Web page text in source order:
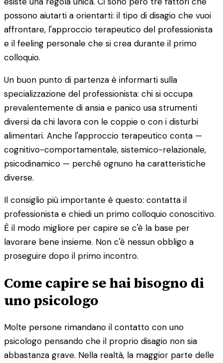
possono aiutarti a orientarti: il tipo di disagio che vuoi
affrontare, l'approccio terapeutico del professionista
e il feeling personale che si crea durante il primo
colloquio.
Un buon punto di partenza è informarti sulla
specializzazione del professionista: chi si occupa
prevalentemente di ansia e panico usa strumenti
diversi da chi lavora con le coppie o con i disturbi
alimentari. Anche l'approccio terapeutico conta —
cognitivo-comportamentale, sistemico-relazionale,
psicodinamico — perché ognuno ha caratteristiche
diverse.
Il consiglio più importante è questo: contatta il
professionista e chiedi un primo colloquio conoscitivo.
È il modo migliore per capire se c'è la base per
lavorare bene insieme. Non c'è nessun obbligo a
proseguire dopo il primo incontro.
Come capire se hai bisogno di
uno psicologo
Molte persone rimandano il contatto con uno
psicologo pensando che il proprio disagio non sia
abbastanza grave. Nella realtà, la maggior parte delle